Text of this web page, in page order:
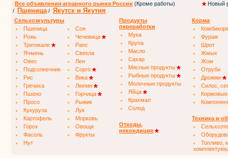
Все объявления аграрного рынка России (Кроме работы)
Новый
/
Пшеница / Якутск и Якутия
Сельхозкультуры
Пшеница
Соя
Рожь
Чечевица
Тритикале
Рапс
Ячмень
Свекла
Овес
Лен
Подсолнечник
Сорго
Рис
Вика
Гречиха
Люпин
Пшено
Горчица
Просо
Рыжик
Кукуруза
Лук
Картофель
Морковь
Горох
Овощи
Фасоль
Фрукты
Нут
Продукты
переработки
Мука
Крупа
Масло
Сахар
Мясные продукты
Рыбные продукты
Молочные продукты
Яйца
Крахмал
Солод
Отходы,
некондиция
Корма
Фураж
Шрот
Жмых
Жом
Отруби
Дрожжи
Силос,
Техника и
Топливо,